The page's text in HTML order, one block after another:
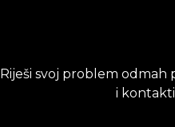
Riješi svoj problem odmah
i